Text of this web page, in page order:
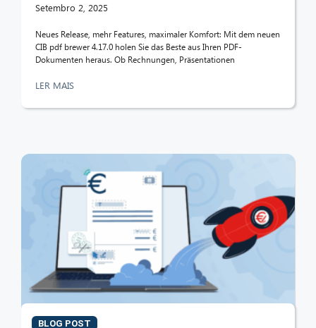
Setembro 2, 2025
Neues Release, mehr Features, maximaler Komfort: Mit dem neuen
CIB pdf brewer 4.17.0 holen Sie das Beste aus Ihren PDF-
Dokumenten heraus. Ob Rechnungen, Präsentationen
LER MAIS
BLOG POST
CIB AI ChatBot